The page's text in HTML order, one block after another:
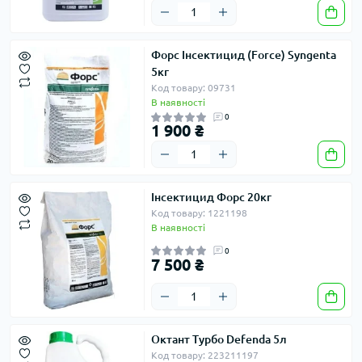
Форс Інсектицид (Force) Syngenta
5кг
Код товару: 09731
В наявності
0
1 900 ₴
Інсектицид Форс 20кг
Код товару: 1221198
В наявності
0
7 500 ₴
Октант Турбо Defenda 5л
Код товару: 223211197